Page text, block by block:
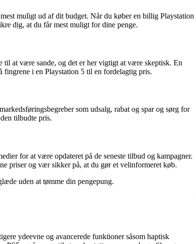
muligt ud af dit budget. Når du køber en billig Playstation
dig, at du får mest muligt for dine penge.
at være sande, og det er her vigtigt at være skeptisk. En
fingrene i en Playstation 5 til en fordelagtig pris.
som udsalg, rabat og spar og sørg for
tilbudte pris.
for at være opdateret på de seneste tilbud og kampagner.
priser og vær sikker på, at du gør et velinformeret køb.
uden at tømme din pengepung.
ydeevne og avancerede funktioner såsom haptisk